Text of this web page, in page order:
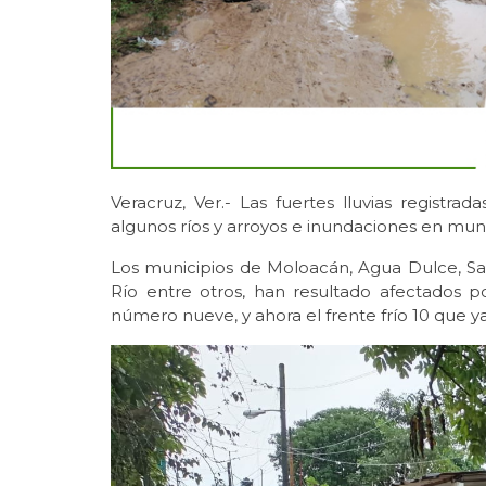
Veracruz, Ver.- Las fuertes lluvias
algunos ríos y arroyos e inundaciones en
Los municipios de Moloacán, Agua Dulce,
Río entre otros, han resultado afectados
número nueve, y ahora el frente frío 10 que